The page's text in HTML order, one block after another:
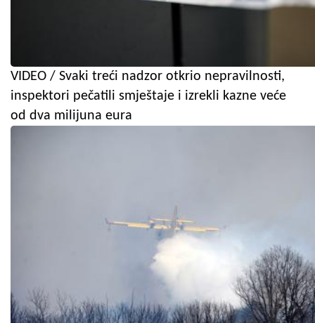
VIDEO / Svaki treći nadzor otkrio nepravilnosti,
inspektori pečatili smještaje i izrekli kazne veće
od dva milijuna eura